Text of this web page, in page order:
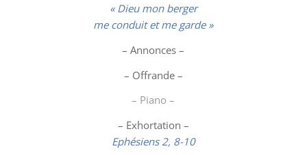
« Dieu mon berger
me conduit et me garde »
– Annonces –
– Offrande –
– Piano –
– Exhortation –
Ephésiens 2, 8-10